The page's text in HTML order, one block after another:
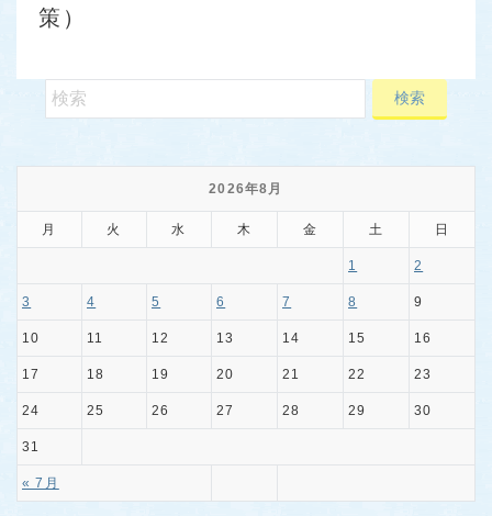
策）
2026年8月
月 火 水 木 金 土 日
« 7月
1 2
3 4 5 6 7 8 9
10 11 12 13 14 15 16
17 18 19 20 21 22 23
24 25 26 27 28 29 30
31